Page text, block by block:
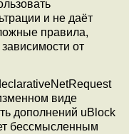
и не даёт
правила,
от
виде
дополнений uBlock
бессмысленным